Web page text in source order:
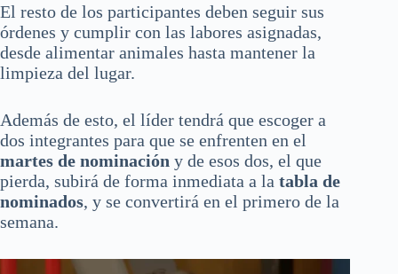
El resto de los participantes deben seguir sus
órdenes y cumplir con las labores asignadas,
desde alimentar animales hasta mantener la
limpieza del lugar.
Además de esto, el líder tendrá que escoger a
dos integrantes para que se enfrenten en el
martes de nominación y de esos dos, el que
pierda, subirá de forma inmediata a la tabla de
nominados, y se convertirá en el primero de la
semana.